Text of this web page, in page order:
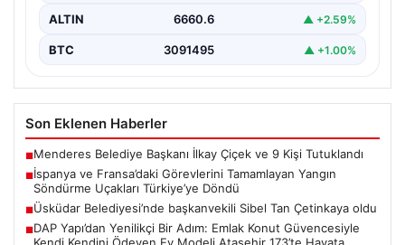
ALTIN 6660.6 ▲ +2.59%
BTC 3091495 ▲ +1.00%
Son Eklenen Haberler
■Menderes Belediye Başkanı İlkay Çiçek ve 9 Kişi Tutuklandı
■İspanya ve Fransa’daki Görevlerini Tamamlayan Yangın
Söndürme Uçakları Türkiye’ye Döndü
■Üsküdar Belediyesi’nde başkanvekili Sibel Tan Çetinkaya oldu
■DAP Yapı’dan Yenilikçi Bir Adım: Emlak Konut Güvencesiyle